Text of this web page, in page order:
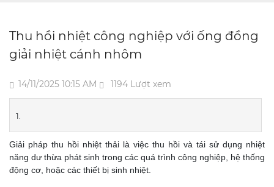
Thu hồi nhiệt công nghiệp với ống đồng
giải nhiệt cánh nhôm
14/11/2025 10:15 AM 1194 Lượt xem
Giải pháp thu hồi nhiệt thải là việc thu hồi và tái sử dụng nhiệt
năng dư thừa phát sinh trong các quá trình công nghiệp, hệ thống
động cơ, hoặc các thiết bị sinh nhiệt.